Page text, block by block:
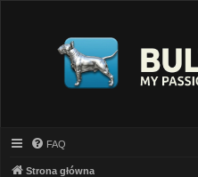
FAQ
Strona główna